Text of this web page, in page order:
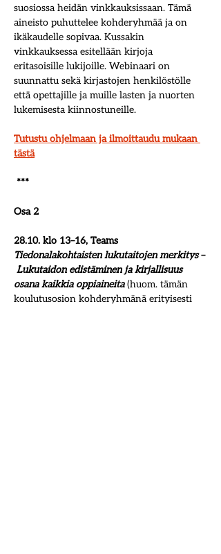
suosiossa heidän vinkkauksissaan. Tämä
aineisto puhuttelee kohderyhmää ja on
ikäkaudelle sopivaa. Kussakin
vinkkauksessa esitellään kirjoja
eritasoisille lukijoille. Webinaari on
suunnattu sekä kirjastojen henkilöstölle
että opettajille ja muille lasten ja nuorten
lukemisesta kiinnostuneille.
Tutustu ohjelmaan ja ilmoittaudu mukaan
tästä
***
Osa 2
28.10. klo 13–16, Teams
Tiedonalakohtaisten lukutaitojen merkitys –
Lukutaidon edistäminen ja kirjallisuus
osana kaikkia oppiaineita (huom. tämän
koulutusosion kohderyhmänä erityisesti